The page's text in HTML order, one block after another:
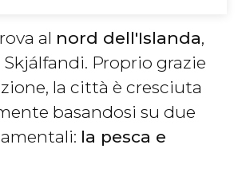
al nord dell'Islanda,
Proprio grazie
la città è cresciuta
basandosi su due
la pesca e